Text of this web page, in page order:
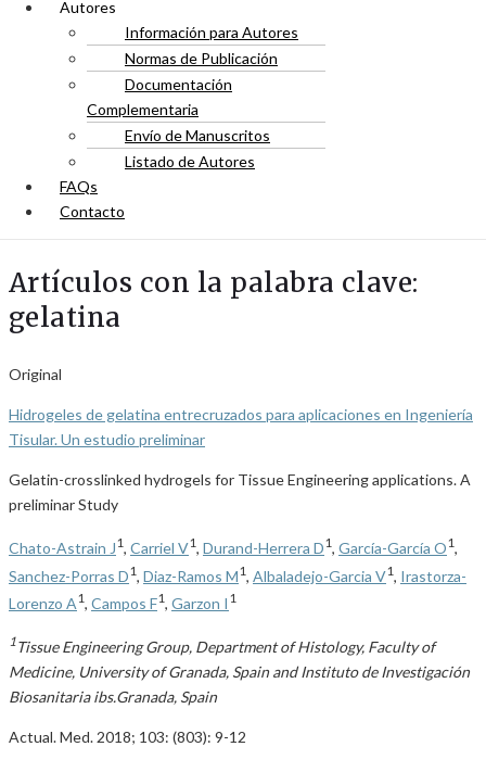
Autores
Información para Autores
Normas de Publicación
Documentación
Complementaria
Envío de Manuscritos
Listado de Autores
FAQs
Contacto
Artículos con la palabra clave:
gelatina
Original
Hidrogeles de gelatina entrecruzados para aplicaciones en Ingeniería
Tisular. Un estudio preliminar
Gelatin-crosslinked hydrogels for Tissue Engineering applications. A
preliminar Study
Chato-Astrain J1, Carriel V1, Durand-Herrera D1, García-García O1,
Sanchez-Porras D1 Diaz-Ramos M1 Albaladejo-Garcia V1
Irastorza-
Lorenzo A1, Campos F1, Garzon I 1
1Tissue Engineering Group, Department of Histology, Faculty of
Medicine, University of Granada, Spain and Instituto de Investigación
Biosanitaria ibs.Granada, Spain
Actual. Med. 2018; 103: (803): 9-12